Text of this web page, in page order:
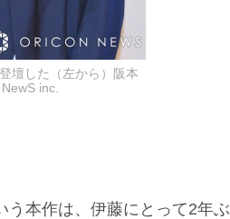
壇した（左から）阪本
inc.
本作は、伊藤にとって2年ぶ